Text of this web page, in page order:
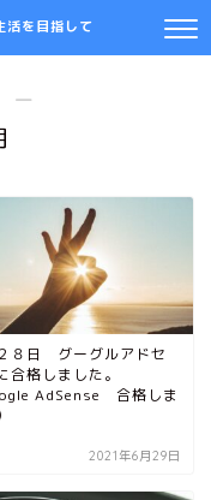
活を目指して
―
８日 グーグルアドセ
合格しました。
AdSense 合格しま
2021年6月29日